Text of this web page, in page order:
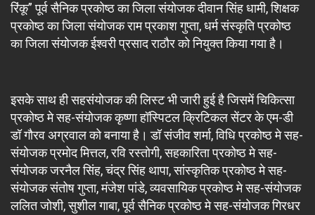
रिंकू” पूर्व सैनिक प्रकोष्ठ का जिला संयोजक दीवान सिंह धामी, शिक्षक
प्रकोष्ठ का जिला संयोजक राम प्रकाश गुप्ता, धर्म संस्कृति प्रकोष्ठ
का जिला संयोजक ईश्वरी प्रसाद राठौर को नियुक्त किया गया है।
इसके साथ ही सहसंयोजक की लिस्ट भी जारी हुई है जिसमें चिकित्सा
प्रकोष्ठ मे सह-संयोजक कृष्णा हॉस्पिटल क्रिटिकल सेंटर के एम-डी
डॉ गौरव अग्रवाल को बनाया है। डॉ संजीव शर्मा, विधि प्रकोष्ठ मे सह-
संयोजक प्रमोद मित्तल, रवि रस्तोगी, सहकारिता प्रकोष्ठ मे सह-
संयोजक जरनैल सिंह, चंद्र सिंह थापा, सांस्कृतिक प्रकोष्ठ मे सह-
संयोजक संतोष गुप्ता, मंजेश पांडे, व्यवसायिक प्रकोष्ठ मे सह-संयोजक
ललित जोशी, सुशील गाबा, पूर्व सैनिक प्रकोष्ठ मे सह-संयोजक गिरधर